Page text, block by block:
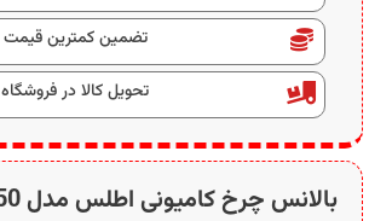
بالانس چرخ کامیونی اطلس مدل X-850
تضمین کمترین قیمت
تحویل کالا در فروشگاه